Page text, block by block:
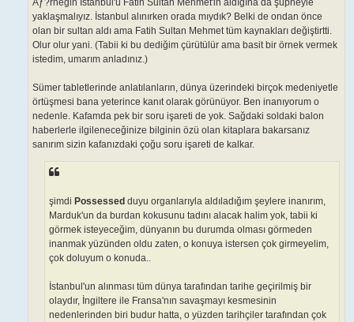
Ãƒ?rneğin İstanbul'u Fatih Sultan Mehmet'in aldığına da şüpheyle
yaklaşmalıyız. İstanbul alınırken orada mıydık? Belki de ondan önce
olan bir sultan aldı ama Fatih Sultan Mehmet tüm kaynakları değiştirtti.
Olur olur yani. (Tabii ki bu dediğim çürütülür ama basit bir örnek vermek
istedim, umarım anladınız.)
Sümer tabletlerinde anlatılanların, dünya üzerindeki birçok medeniyetle
örtüşmesi bana yeterince kanıt olarak görünüyor. Ben inanıyorum o
nedenle. Kafamda pek bir soru işareti de yok. Sağdaki soldaki balon
haberlerle ilgileneceğinize bilginin özü olan kitaplara bakarsanız
sanırım sizin kafanızdaki çoğu soru işareti de kalkar.
şimdi Possessed duyu organlarıyla aldıladığım şeylere inanırım,
Marduk'un da burdan kokusunu tadını alacak halim yok, tabii ki
görmek isteyeceğim, dünyanın bu durumda olması görmeden
inanmak yüzünden oldu zaten, o konuya istersen çok girmeyelim,
çok doluyum o konuda..
İstanbul'un alınması tüm dünya tarafından tarihe geçirilmiş bir
olaydır, İngiltere ile Fransa'nın savaşmayı kesmesinin
nedenlerinden biri budur hatta, o yüzden tarihçiler tarafından çok